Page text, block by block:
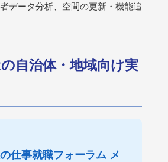
データ分析、空間の更新・機能追
自治体・地域向け実
仕事就職フォーラム メ